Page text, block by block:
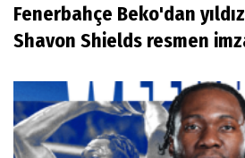
Fenerbahçe Beko'dan
Shavon Shields resmen